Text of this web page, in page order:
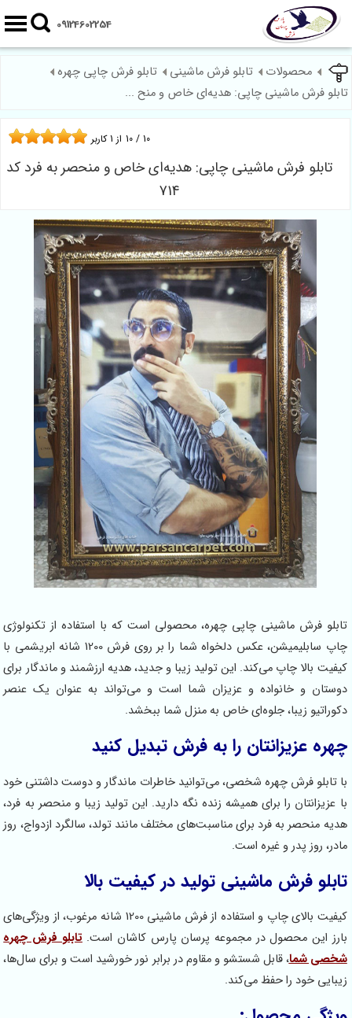
09124602254
محصولات تابلو فرش ماشینی
تابلو فرش چاپی چهره
تابلو فرش ماشینی چاپی: هدیه‌ای خاص و منح ...
تابلو فرش ماشینی چاپی: هدیه‌ای خاص و منحصر به فرد کد
714
10 / 10 از کاربر
تابلو فرش ماشینی چاپی چهره، محصولی است که با استفاده از تکنولوژی
چاپ سابلیمیشن، عکس دلخواه شما را بر روی فرش 1200 شانه ابریشمی با
کیفیت بالا چاپ می‌کند. این تولید زیبا و جدید، هدیه‌ ارزشمند و ماندگار برای
دوستان و خانواده و عزیزان شما است و می‌تواند به عنوان یک عنصر
دکوراتیو زیبا، جلوه‌ای خاص به منزل شما ببخشد.
چهره عزیزانتان را به فرش تبدیل کنید
با تابلو فرش چهره شخصی، می‌توانید خاطرات ماندگار و دوست داشتنی خود
با عزیزانتان را برای همیشه زنده نگه دارید. این تولید زیبا و منحصر به فرد،
هدیه‌ منحصر به فرد برای مناسبت‌های مختلف مانند تولد، سالگرد ازدواج، روز
مادر، روز پدر و غیره است.
تابلو فرش ماشینی تولید در کیفیت بالا
کیفیت بالای چاپ و استفاده از فرش ماشینی 1200 شانه مرغوب، از ویژگی‌های
بارز این محصول در مجموعه پرسان پارس کاشان است. تابلو فرش چهره
شخصی شما، قابل شستشو و مقاوم در برابر نور خورشید است و برای سال‌ها،
زیبایی خود را حفظ می‌کند.